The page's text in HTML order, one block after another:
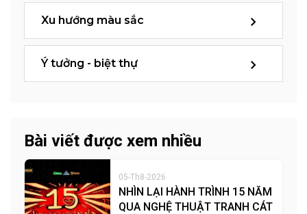
Xu hướng màu sắc
Ý tưởng - biệt thự
Bài viết được xem nhiều
05-Th8-2026
NHÌN LẠI HÀNH TRÌNH 15 NĂM
QUA NGHỆ THUẬT TRANH CÁT